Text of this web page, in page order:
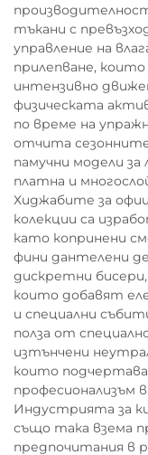
тъкани с
управление на
прилепване,
интензивно
физическата
по време на
отчита
памучни модели
платна и
Хиджабите за
колекции са
като копринени
фини дантелени
дискретни
които добавят
и специални
полза от
изтънчени
които
професионализъм
Индустрията за
също така взема
предпочитания в